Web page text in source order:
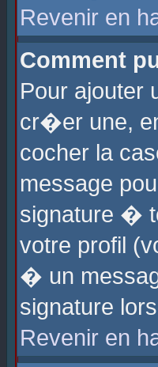
Revenir en
Comment
Pour ajouter
cr�er une,
cocher la
message
signature �
votre profil
� un
signature
Revenir en